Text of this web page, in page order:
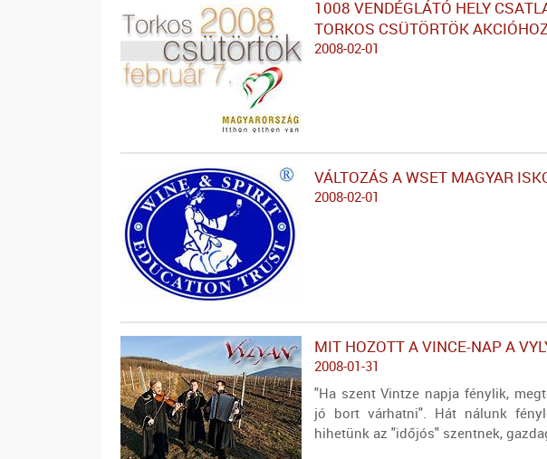
1008 VENDÉGLÁTÓ HELY
TORKOS CSÜTÖRTÖK
2008-02-01
VÁLTOZÁS A WSET MAGYAR
2008-02-01
MIT HOZOTT A VINCE-NAP A
2008-01-31
"Ha szent Vintze napja fénylik,
jó bort várhatni". Hát nálunk
hihetünk az "időjós" szentnek,